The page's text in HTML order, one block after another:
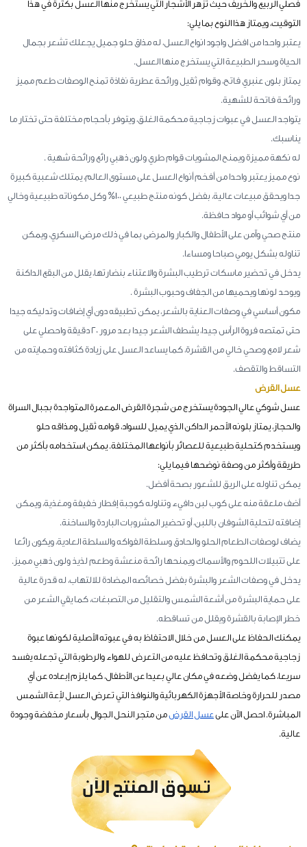
فصلي الربيع والخريف حيث تزهر الأشجار التي يستخرج منها العسل بكثرة في هذا
التوقيت، ويمتاز هذا النوع بما يلي:
يعتبر واحدا من افضل واجود انواع العسل، له مذاق حلو جميل يجعلك تشعر بجمال
الحياة وسحر الطبيعة التي يستخرج منها العسل.
يمتاز بلون عنبري فاتح، وقوام ثقيل ورائحة عطرية نفاذة تمنح الوصفات طعم مميز
ورائحة فاتحة للشهية.
يتواجد العسل في عبوات زجاجية محكمة الغلق، ويتوفر بأحجام مختلفة حتى تختار ما
يناسبك.
له نكهة مميزة ويمنح المشويات قوام طري ولون ذهبي رائع ورائحة شهية .
نوع مميز يعتبر واحدا من أفخم أنواع العسل على مستوى العالم، يمتلك شعبية كبيرة
جدا ويحقق مبيعات عالية، بفضل كونه منتج طبيعي 100% وكل مكوناته طبيعية وخالي
من أي شوائب أو مواد حافظة.
منتج صحي وآمن على الأطفال والكبار والمرضى بما في ذلك مرضى السكري، ويمكن
تناوله بشكل يومي صباحا ومساءا.
يدخل في تحضير ماسكات ترطيب البشرة والاعتناء بنضارتها، يقلل من البقع الداكنة
ويوحد لونها ويحميها من الجفاف وحبوب البشرة .
مكون أساسي في وصفات العناية بالشعر، يمكن تطبيقه دون أي إضافات وتدليكه جيدا
حتى تمتصه فروة الرأس جيدا، يشطف الشعر جيدا بعد مرور 20 دقيقة واحصلي على
شعر لامع وصحي خالي من القشرة، كما يساعد العسل على زيادة كثافته وحمايته من
التساقط والتقصف.
عسل القرض
عسل شوكي عالي الجودة يستخرج من شجرة القرض المعمرة المتواجدة بجبال السراة
والحجاز، يمتاز بلونه الأحمر الداكن الذي يميل للسواد، قوامه ثقيل ومذاقه حلو
ويستخدم كتحلية طبيعية للعصائر بأنواعها المختلفة. يمكن استخدامه بأكثر من
طريقة وأكثر من وصفة نوضحها فيما يلي:
يمكن تناوله على الريق للشعور بصحة أفضل.
أضف ملعقة منه على كوب لبن دافيء وتناوله كوجبة إفطار خفيفة ومغذية، ويمكن
إضافته لتحلية الشوفان باللبن، أو تحضير المشروبات الباردة والساخنة.
يضاف لوصفات الطعام الحلو والحادق وسلطة الفواكه والسلطة العادية، ويكون رائعا
على تتبيلات اللحوم والأسماك ويمنحها رائحة منعشة وطعم لذيذ ولون ذهبي مميز.
يدخل في وصفات الشعر والبشرة بفضل خصائصه المضادة للالتهاب، له قدرة عالية
على حماية البشرة من أشعة الشمس والتقليل من التصبغات، كما يقي الشعر من
خطر الإصابة بالقشرة ويقلل من تساقطه.
يمكنك الحفاظ على العسل من خلال الاحتفاظ به في عبوته الأصلية لكونها عبوة
زجاجية محكمة الغلق وتحافظ عليه من التعرض للهواء والرطوبة التي تجعله يفسد
سريعا، كما يفضل وضعه في مكان عالي بعيدا عن الأطفال، كما يلزم إبعاده عن أي
مصدر للحرارة وخاصة الأجهزة الكهربائية والنوافذ التي تعرض العسل لأِعة الشمس
المباشرة. احصل الآن على عسل القرضمن متجر النحل الجوال بأسعار مخفضة وجودة
عالية.